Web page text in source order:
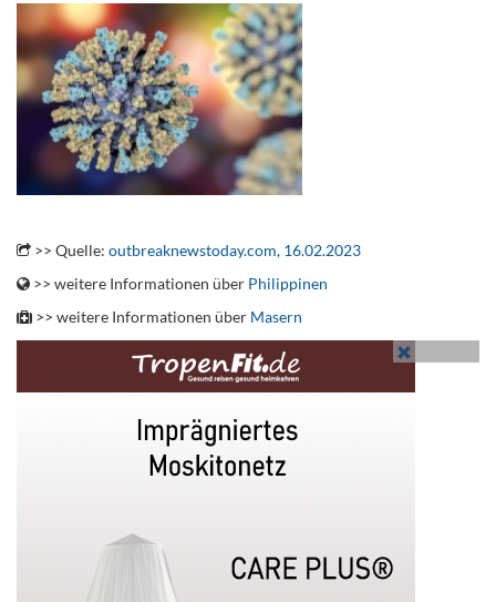
>> Quelle: outbreaknewstoday.com, 16.02.2023
>> weitere Informationen über Philippinen
>> weitere Informationen über Masern